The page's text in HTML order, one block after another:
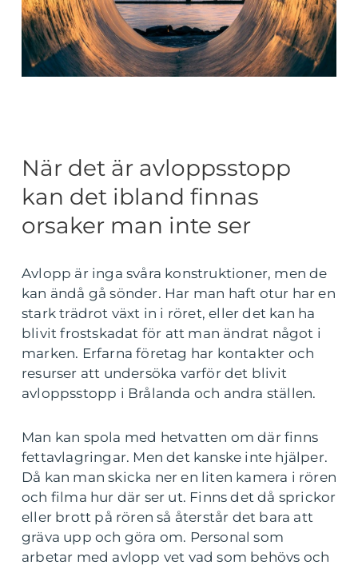
När det är avloppsstopp
kan det ibland finnas
orsaker man inte ser
Avlopp är inga svåra konstruktioner, men de
kan ändå gå sönder. Har man haft otur har en
stark trädrot växt in i röret, eller det kan ha
blivit frostskadat för att man ändrat något i
marken. Erfarna företag har kontakter och
resurser att undersöka varför det blivit
avloppsstopp i Brålanda och andra ställen.
Man kan spola med hetvatten om där finns
fettavlagringar. Men det kanske inte hjälper.
Då kan man skicka ner en liten kamera i rören
och filma hur där ser ut. Finns det då sprickor
eller brott på rören så återstår det bara att
gräva upp och göra om. Personal som
arbetar med avlopp vet vad som behövs och